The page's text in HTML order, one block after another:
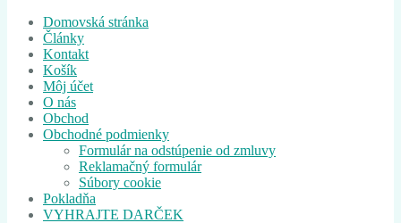
Domovská stránka
Články
Kontakt
Košík
Môj účet
O nás
Obchod
Obchodné podmienky
Formulár na odstúpenie od zmluvy
Reklamačný formulár
Súbory cookie
Pokladňa
VYHRAJTE DARČEK